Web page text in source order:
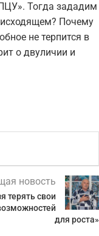
Тогда зададим
Почему
не терпится в
о двуличии и
новость
терять свои
для роста»